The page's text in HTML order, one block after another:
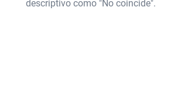
descriptivo como "No coincide".